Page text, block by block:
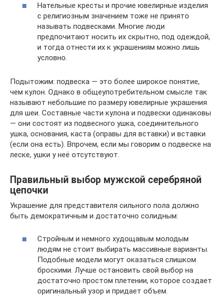
Нательные кресты и прочие ювелирные изделия
с религиозным значением тоже не принято
называть подвесками. Многие люди
предпочитают носить их скрытно, под одеждой,
и тогда отнести их к украшениям можно лишь
условно.
Подытожим: подвеска — это более широкое понятие,
чем кулон. Однако в общеупотребительном смысле так
называют небольшие по размеру ювелирные украшения
для шеи. Составные части кулона и подвески одинаковы
— они состоят из подвесного ушка, соединительного
ушка, основания, каста (оправы для вставки) и вставки
(если она есть). Впрочем, если мы говорим о подвеске на
леске, ушки у неё отсутствуют.
Правильный выбор мужской серебряной
цепочки
Украшение для представителя сильного пола должно
быть демократичным и достаточно солидным:
Стройным и немного худощавым молодым
людям не стоит выбирать массивные варианты.
Подобные модели могут оказаться слишком
броскими. Лучше остановить свой выбор на
достаточно простом плетении, которое создает
оригинальный узор и придает объем.